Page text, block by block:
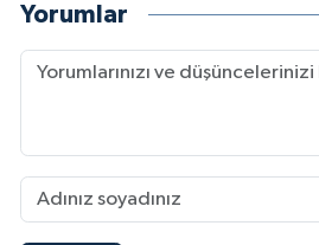
Yorumlar